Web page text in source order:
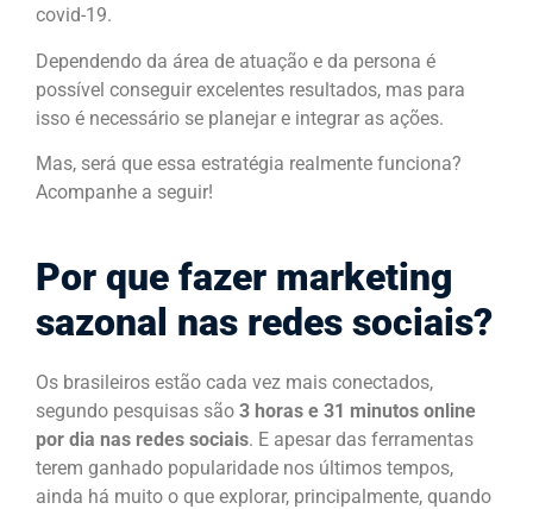
covid-19.
Dependendo da área de atuação e da persona é
possível conseguir excelentes resultados, mas para
isso é necessário se planejar e integrar as ações.
Mas, será que essa estratégia realmente funciona?
Acompanhe a seguir!
Por que fazer marketing
sazonal nas redes sociais?
Os brasileiros estão cada vez mais conectados,
segundo pesquisas são 3 horas e 31 minutos online
por dia nas redes sociais. E apesar das ferramentas
terem ganhado popularidade nos últimos tempos,
ainda há muito o que explorar, principalmente, quando